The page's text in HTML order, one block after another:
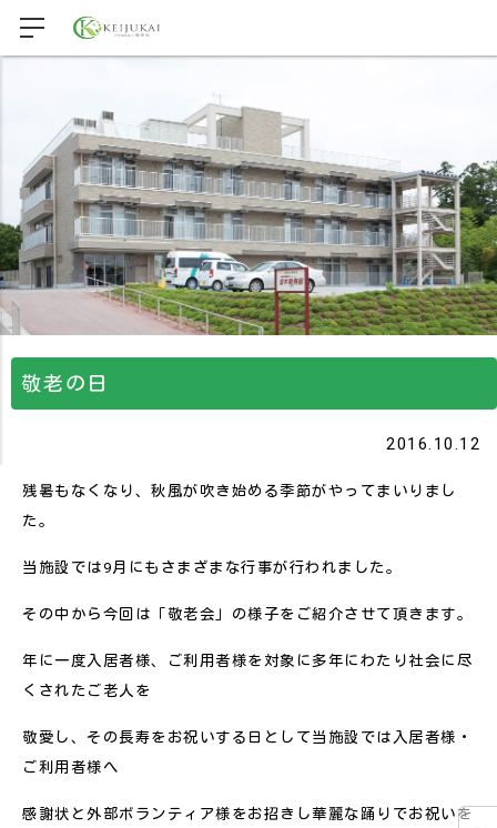
敬老の日
2016.10.12
残暑もなくなり、秋風が吹き始める季節がやってまいりまし
た。
当施設では9月にもさまざまな行事が行われました。
その中から今回は「敬老会」の様子をご紹介させて頂きます。
年に一度入居者様、ご利用者様を対象に多年にわたり社会に尽
くされたご老人を
敬愛し、その長寿をお祝いする日として当施設では入居者様・
ご利用者様へ
感謝状と 外部ボランティア様をお招きし華麗な踊りでお祝いを